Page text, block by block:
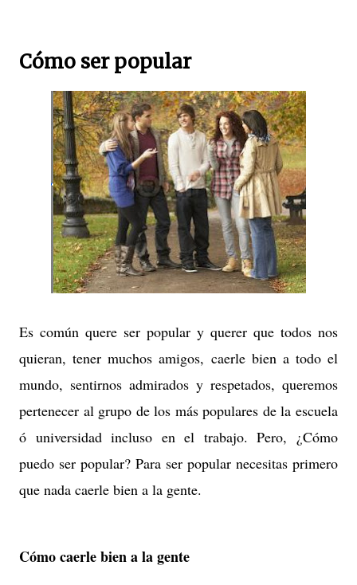
Cómo ser popular
Es común quere ser popular y querer que todos nos
quieran, tener muchos amigos, caerle bien a todo el
mundo, sentirnos admirados y respetados, queremos
pertenecer al grupo de los más populares de la escuela
ó universidad incluso en el trabajo. Pero, ¿Cómo
puedo ser popular? Para ser popular necesitas primero
que nada caerle bien a la gente.
Cómo caerle bien a la gente